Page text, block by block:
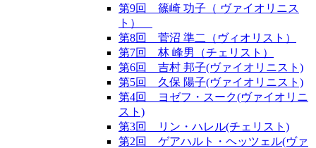
第9回 篠崎 功子（ ヴァイオリニス
ト）
第8回 菅沼 準二（ヴィオリスト）
第7回 林 峰男（チェリスト）
第6回 吉村 邦子(ヴァイオリニスト)
第5回 久保 陽子(ヴァイオリニスト)
第4回 ヨゼフ・スーク(ヴァイオリニ
スト)
第3回 リン・ハレル(チェリスト)
第2回 ゲアハルト・ヘッツェル(ヴァ